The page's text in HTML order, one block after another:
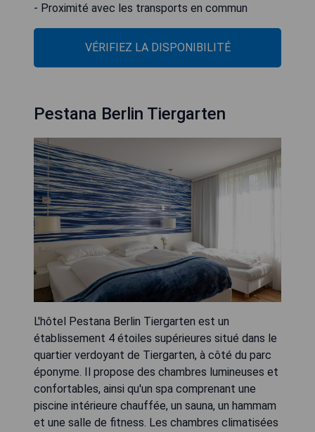
- Proximité avec les transports en commun
VÉRIFIEZ LA DISPONIBILITÉ
Pestana Berlin Tiergarten
L'hôtel Pestana Berlin Tiergarten est un
établissement 4 étoiles supérieures situé dans le
quartier verdoyant de Tiergarten, à côté du parc
éponyme. Il propose des chambres lumineuses et
confortables, ainsi qu'un spa comprenant une
piscine intérieure chauffée, un sauna, un hammam
et une salle de fitness. Les chambres climatisées